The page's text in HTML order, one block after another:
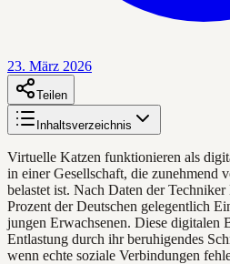
23. März 2026
Teilen
Inhaltsverzeichnis
Virtuelle Katzen funktionieren als
in einer Gesellschaft, die zunehmend
belastet ist. Nach Daten der
Prozent der Deutschen gelegentlich
jungen Erwachsenen. Diese digitalen
Entlastung durch ihr beruhigendes
wenn echte soziale Verbindungen